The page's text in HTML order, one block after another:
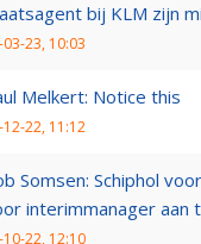
bij KLM zijn
03-23, 10:03
Melkert: Notice this
22, 11:12
Somsen: Schiphol
interimmanager aan
22, 12:10